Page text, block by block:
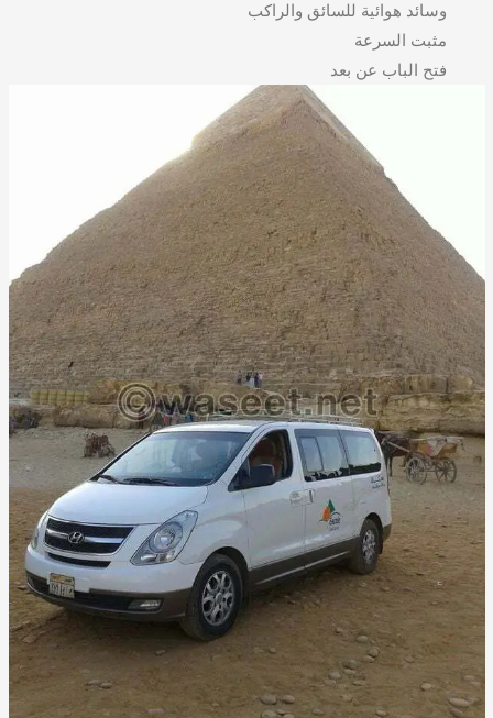
وسائد هوائية للسائق والراكب
مثبت السرعة
فتح الباب عن بعد